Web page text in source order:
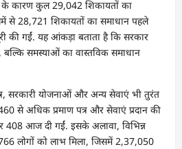
के कारण कुल 29,042 शिकायतों का
से 28,721 शिकायतों का समाधान पहले
की गईं. यह आंकड़ा बताता है कि सरकार
समस्याओं का वास्तविक समाधान
सरकारी योजनाओं और अन्य सेवाएं भी तुरंत
से अधिक प्रमाण पत्र और सेवाएं प्रदान की
आज दी गईं. इसके अलावा, विभिन्न
लोगों को लाभ मिला, जिसमें 2,37,050